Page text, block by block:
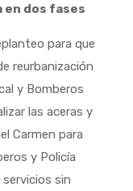
en dos fases
para que
reurbanización
y Bomberos
las aceras y
Carmen para
y Policía
servicios sin